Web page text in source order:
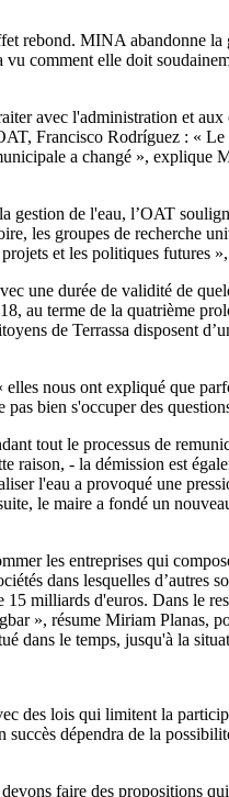
rebond. MINA abandonne
comment elle doit
avec l'administration et
Francisco Rodríguez : «
a changé », explique
de l'eau, l’OAT
les groupes de recherche
et les politiques futures
une durée de validité de
au terme de la quatrième
de Terrassa disposent
nous ont expliqué que
bien s'occuper des
tout le processus de
- la démission est
l'eau a provoqué une
le maire a fondé un
les entreprises qui
dans lesquelles d’autres
milliards d'euros. Dans le
», résume Miriam Planas,
dans le temps, jusqu'à la
des lois qui limitent la
dépendra de la
faire des propositions